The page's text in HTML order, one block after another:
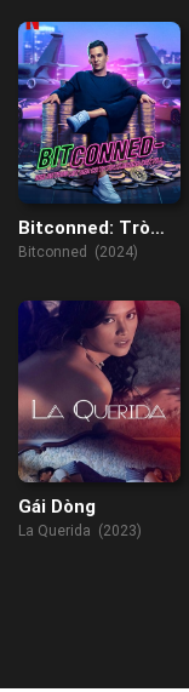
Bitconned: Trò
Lừa Tiền Điện Tử
Bitconned (2024)
Gái Dòng
La Querida (2023)